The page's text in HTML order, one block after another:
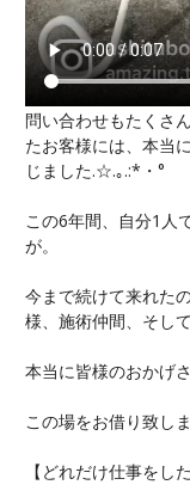
問い合わせもたくさ
たお客様には、本当
じました.☆.｡.:*・°
この6年間、自分1人
が。
今まで続けて来れた
様、施術仲間、そして
本当に皆様のおかげ
この場をお借り致し
【どれだけ仕事をし